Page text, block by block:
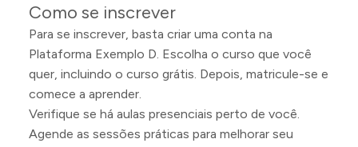
Como se inscrever
Para se inscrever, basta criar uma conta na
Plataforma Exemplo D. Escolha o curso que você
quer, incluindo o curso grátis. Depois, matricule-se e
comece a aprender.
Verifique se há aulas presenciais perto de você.
Agende as sessões práticas para melhorar seu